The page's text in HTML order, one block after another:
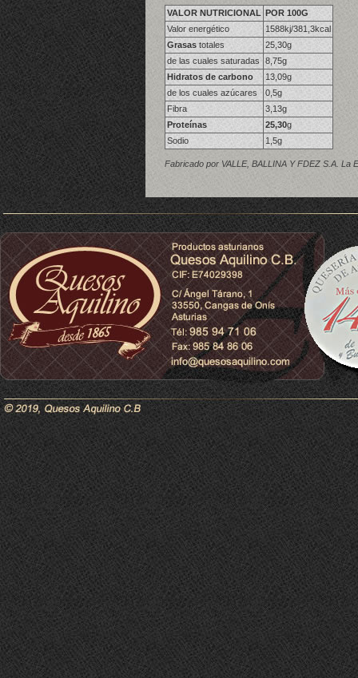
VALOR NUTRICIONAL POR 100G
Valor energético
1588kj/381,3kcal
Grasas totales
25,30g
de las cuales saturadas
8,75g
Hidratos de carbono
13,09g
de los cuales azúcares
0,5g
Fibra
3,13g
Proteínas
25,30g
Sodio
1,5g
Fabricado por VALLE, BALLINA Y FDEZ S.A. La